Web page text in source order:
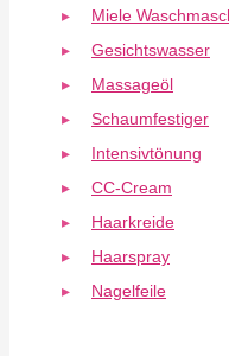
Miele
Gesichtswasser
Massageöl
Schaumfestiger
Intensivtönung
CC-Cream
Haarkreide
Haarspray
Nagelfeile